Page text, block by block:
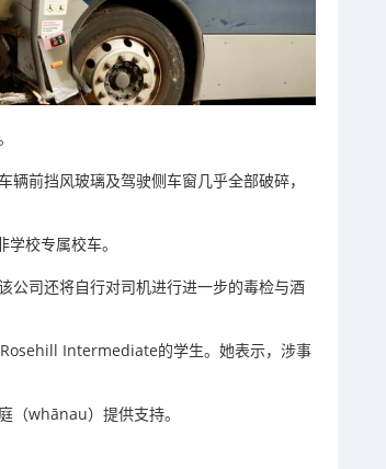
前挡风玻璃及驾驶侧车窗几乎全部破碎，
校专属校车。
公司还将自行对司机进行进一步的毒检与酒
Intermediate的学生。她表示，涉事
（whānau）提供支持。